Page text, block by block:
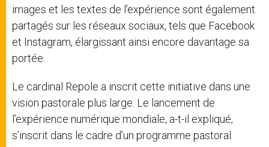
images et les textes de l’expérience sont également
partagés sur les réseaux sociaux, tels que Facebook
et Instagram, élargissant ainsi encore davantage sa
portée.
Le cardinal Repole a inscrit cette initiative dans une
vision pastorale plus large. Le lancement de
l’expérience numérique mondiale, a-t-il expliqué,
s’inscrit dans le cadre d’un programme pastoral